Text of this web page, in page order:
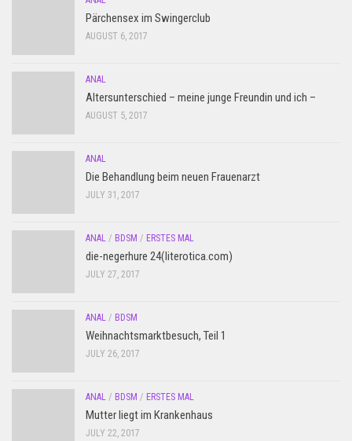
Pärchensex im Swingerclub
AUGUST 6, 2017
ANAL
Altersunterschied – meine junge Freundin und ich –
AUGUST 5, 2017
ANAL
Die Behandlung beim neuen Frauenarzt
JULY 31, 2017
ANAL / BDSM / ERSTES MAL
die-negerhure 24(literotica.com)
JULY 27, 2017
ANAL / BDSM
Weihnachtsmarktbesuch, Teil 1
JULY 26, 2017
ANAL / BDSM / ERSTES MAL
Mutter liegt im Krankenhaus
JULY 22, 2017